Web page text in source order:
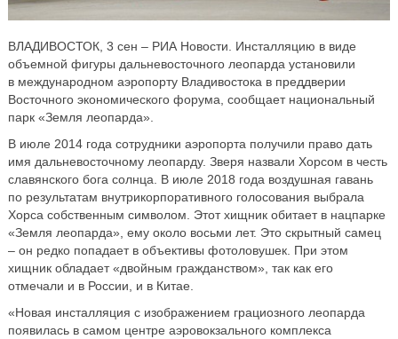
ВЛАДИВОСТОК, 3 сен – РИА Новости. Инсталляцию в виде
объемной фигуры дальневосточного леопарда установили
в международном аэропорту Владивостока в преддверии
Восточного экономического форума, сообщает национальный
парк «Земля леопарда».
В июле 2014 года сотрудники аэропорта получили право дать
имя дальневосточному леопарду. Зверя назвали Хорсом в честь
славянского бога солнца. В июле 2018 года воздушная гавань
по результатам внутрикорпоративного голосования выбрала
Хорса собственным символом. Этот хищник обитает в нацпарке
«Земля леопарда», ему около восьми лет. Это скрытный самец
– он редко попадает в объективы фотоловушек. При этом
хищник обладает «двойным гражданством», так как его
отмечали и в России, и в Китае.
«Новая инсталляция с изображением грациозного леопарда
появилась в самом центре аэровокзального комплекса